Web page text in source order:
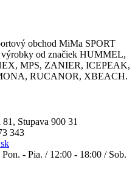
obchod MiMa SPORT
od značiek HUMMEL,
MPS, ZANIER, ICEPEAK,
RUCANOR, XBEACH.
Stupava 900 31
343
Pon. - Pia. / 12:00 - 18:00 / Sob.